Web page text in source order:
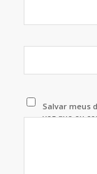
Salvar meus
vez que eu